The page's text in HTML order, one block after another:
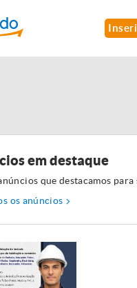
em destaque
que destacamos para
os anúncios